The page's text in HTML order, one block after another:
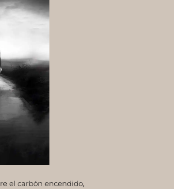
el carbón encendido,